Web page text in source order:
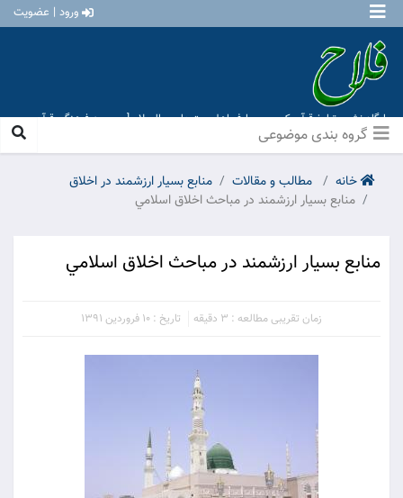
ورود | عضویت
پایگاه نشر و تبلیغ قرآن کریم و معارف اهل بیت علیهم السلام [ موسسه فرهنگی قرآن و
عترت منهاج عشق آباد ]
خانه مطالب و مقالات
منابع بسيار ارزشمند در اخلاق
منابع بسيار ارزشمند در مباحث اخلاق اسلامي
منابع بسيار ارزشمند در مباحث اخلاق اسلامي
زمان تقریبی مطالعه : 3 دقیقه تاریخ : 10 فروردین 1391